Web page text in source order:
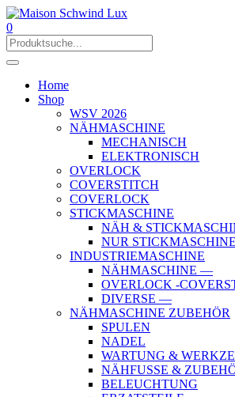
0
Home
Shop
WSV 2026
NÄHMASCHINE
MECHANISCH
ELEKTRONISCH
OVERLOCK
COVERSTITCH
COVERLOCK
STICKMASCHINE
NÄH &
NUR STICKMASCHINE
INDUSTRIEMASCHINE
NÄHMASCHINE —
OVERLOCK -
DIVERSE —
NÄHMASCHINE ZUBEHÖR
SPULEN
NADEL
WARTUNG &
NÄHFUSSE &
BELEUCHTUNG